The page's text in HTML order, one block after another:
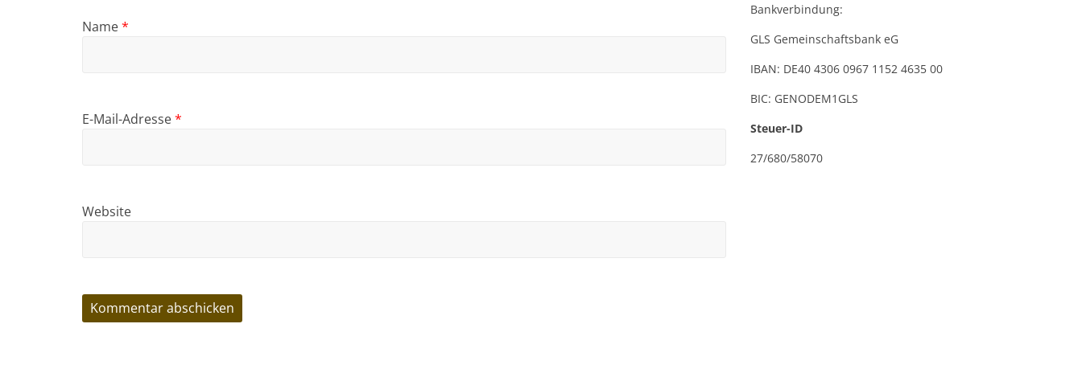
Name*
E-Mail-Adresse*
Website
Bankverbindung:
GLS Gemeinschaftsbank eG
IBAN: DE40 4306 0967 1152 4635 00
BIC: GENODEM1GLS
Steuer-ID
27/680/58070